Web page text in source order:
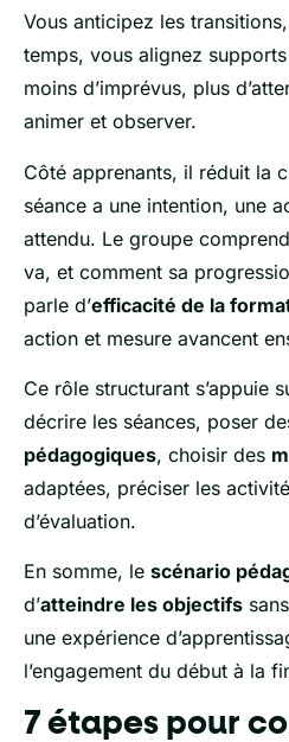
Vous anticipez les
temps, vous alignez
moins d’imprévus, plus
animer et observer.
Côté apprenants, il réduit la
séance a une intention, une
attendu. Le groupe
va, et comment sa
parle d’efficacité de la
action et mesure avancent
Ce rôle structurant s’appuie
décrire les séances, poser
pédagogiques, choisir des
adaptées, préciser les
d’évaluation.
En somme, le scénario
d’atteindre les objectifs
une expérience
l’engagement du début à la
7 étapes pour